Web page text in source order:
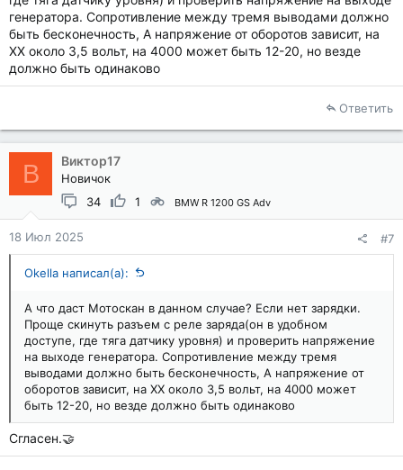
генератора. Сопротивление между тремя выводами должно
быть бесконечность, А напряжение от оборотов зависит, на
ХХ около 3,5 вольт, на 4000 может быть 12-20, но везде
должно быть одинаково
Ответить
В Виктор17
Новичок
34
1 BMW R 1200 GS Adv
18 Июл 2025 #7
Okella написал(а):
А что даст Мотоскан в данном случае? Если нет зарядки.
Проще скинуть разъем с реле заряда(он в удобном
доступе, где тяга датчику уровня) и проверить напряжение
на выходе генератора. Сопротивление между тремя
выводами должно быть бесконечность, А напряжение от
оборотов зависит, на ХХ около 3,5 вольт, на 4000 может
быть 12-20, но везде должно быть одинаково
Сгласен.🤝